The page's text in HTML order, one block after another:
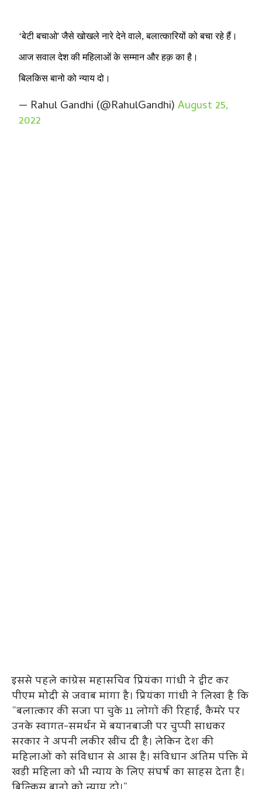
‘बेटी बचाओ' जैसे खोखले नारे देने वाले, बलात्कारियों को बचा रहे हैं।
आज सवाल देश की महिलाओं के सम्मान और हक़ का है।
बिलकिस बानो को न्याय दो।
— Rahul Gandhi (@RahulGandhi)August 25,
2022
इससे पहले कांग्रेस महासचिव प्रियंका गांधी ने ट्वीट कर
पीएम मोदी से जवाब मांगा है। प्रियंका गांधी ने लिखा है कि
”बलात्कार की सजा पा चुके 11 लोगों की रिहाई, कैमरे पर
उनके स्वागत-समर्थन में बयानबाजी पर चुप्पी साधकर
सरकार ने अपनी लकीर खींच दी है। लेकिन देश की
महिलाओं को संविधान से आस है। संविधान अंतिम पंक्ति में
खड़ी महिला को भी न्याय के लिए संघर्ष का साहस देता है।